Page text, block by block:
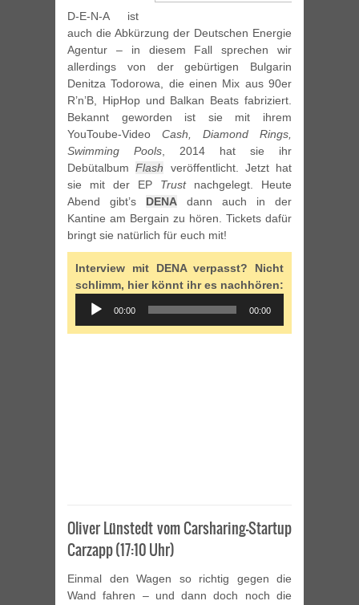
D-E-N-A ist
auch die Abkürzung der Deutschen Energie
Agentur – in diesem Fall sprechen wir
allerdings von der gebürtigen Bulgarin
Denitza Todorowa, die einen Mix aus 90er
R’n’B, HipHop und Balkan Beats fabriziert.
Bekannt geworden ist sie mit ihrem
YouToube-Video Cash, Diamond Rings,
Swimming Pools, 2014 hat sie ihr
DebütalbumFlash veröffentlicht. Jetzt hat
sie mit der EP Trustnachgelegt. Heute
Abend gibt’s DENA dann auch in der
Kantine am Bergain zu hören. Tickets dafür
bringt sie natürlich für euch mit!
Interview mit DENA verpasst? Nicht
schlimm, hier könnt ihr es nachhören:
Audio
Player
00:00 00:00
Oliver Lünstedt vom Carsharing-Startup
Carzapp (17:10 Uhr)
Einmal den Wagen so richtig gegen die
Wand fahren – und dann doch noch die